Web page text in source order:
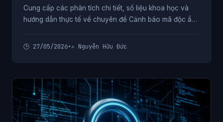
Cung cấp các phân tích chi tiết, số liệu khoa học và
hướng dẫn thực tế về chuyên đề Cảnh báo mã độc ẩn
🕒 27/05/2026•✍️ Nguyễn Hữu Đức